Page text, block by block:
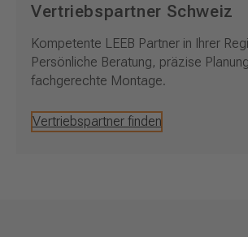
Vertriebspartner Schweiz
Kompetente LEEB Partner in Ihrer
Persönliche Beratung, präzise
fachgerechte Montage.
Vertriebspartner finden